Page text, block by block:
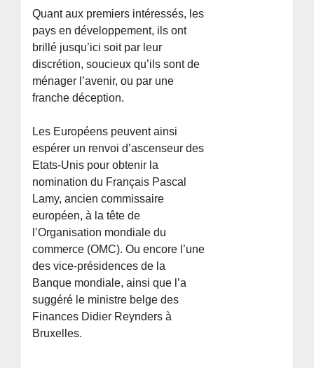
Quant aux premiers intéressés, les
pays en développement, ils ont
brillé jusqu’ici soit par leur
discrétion, soucieux qu’ils sont de
ménager l’avenir, ou par une
franche déception.
Les Européens peuvent ainsi
espérer un renvoi d’ascenseur des
Etats-Unis pour obtenir la
nomination du Français Pascal
Lamy, ancien commissaire
européen, à la tête de
l’Organisation mondiale du
commerce (OMC). Ou encore l’une
des vice-présidences de la
Banque mondiale, ainsi que l’a
suggéré le ministre belge des
Finances Didier Reynders à
Bruxelles.